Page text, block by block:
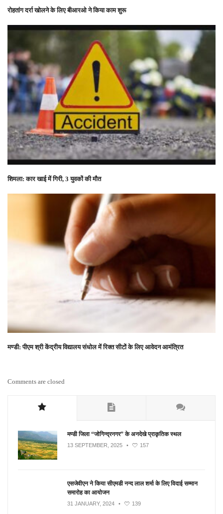
रोहतांग दर्रा खोलने के लिए बीआरओ ने किया काम शुरू
शिमला: कार खाई में गिरी, 3 युवकों की मौत
मण्डी: पीएम श्री केंद्रीय विद्यालय संधोल में रिक्त सीटों के लिए आवेदन आमंत्रित
Comments are closed
मण्डी जिला “जोगिन्द्रनगर” के अनदेखे प्राकृतिक स्थल
13 SEPTEMBER, 2025 • 157
एसजेवीएन ने किया सीएमडी नन्‍द लाल शर्मा के लिए विदाई सम्मान
समारोह का आयोजन
31 JANUARY, 2024 • 139